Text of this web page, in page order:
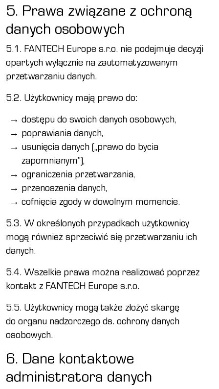
5. Prawa związane z ochroną
danych osobowych
5.1. FANTECH Europe s.r.o. nie podejmuje decyzji
opartych wyłącznie na zautomatyzowanym
przetwarzaniu danych.
5.2. Użytkownicy mają prawo do:
dostępu do swoich danych osobowych,
poprawiania danych,
usunięcia danych („prawo do bycia
zapomnianym”),
ograniczenia przetwarzania,
przenoszenia danych,
cofnięcia zgody w dowolnym momencie.
5.3. W określonych przypadkach użytkownicy
mogą również sprzeciwić się przetwarzaniu ich
danych.
5.4. Wszelkie prawa można realizować poprzez
kontakt z FANTECH Europe s.r.o.
5.5. Użytkownicy mogą także złożyć skargę
do organu nadzorczego ds. ochrony danych
osobowych.
6. Dane kontaktowe
administratora danych